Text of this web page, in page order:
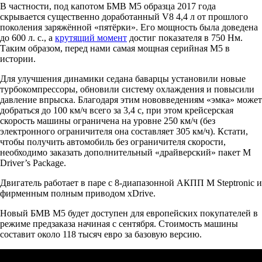
В частности, под капотом БМВ M5 образца 2017 года
скрывается существенно доработанный V8 4,4 л от прошлого
поколения заряжённой «пятёрки». Его мощность была доведена
до 600 л. с., а крутящий момент достиг показателя в 750 Нм.
Таким образом, перед нами самая мощная серийная M5 в
истории.
Для улучшения динамики седана баварцы установили новые
турбокомпрессоры, обновили систему охлаждения и повысили
давление впрыска. Благодаря этим нововведениям «эмка» может
добраться до 100 км/ч всего за 3,4 с, при этом крейсерская
скорость машины ограничена на уровне 250 км/ч (без
электронного ограничителя она составляет 305 км/ч). Кстати,
чтобы получить автомобиль без ограничителя скорости,
необходимо заказать дополнительный «драйверский» пакет M
Driver’s Package.
Двигатель работает в паре с 8-диапазонной АКПП M Steptronic и
фирменным полным приводом xDrive.
Новый БМВ М5 будет доступен для европейских покупателей в
режиме предзаказа начиная с сентября. Стоимость машины
составит около 118 тысяч евро за базовую версию.